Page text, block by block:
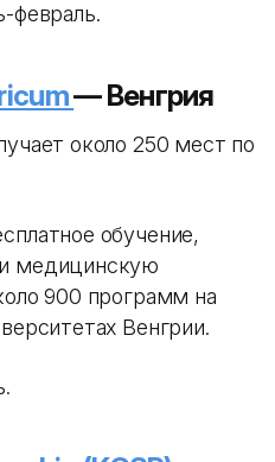
февраль.
— Венгрия
около 250 мест по
обучение,
медицинскую
900 программ на
Венгрии.